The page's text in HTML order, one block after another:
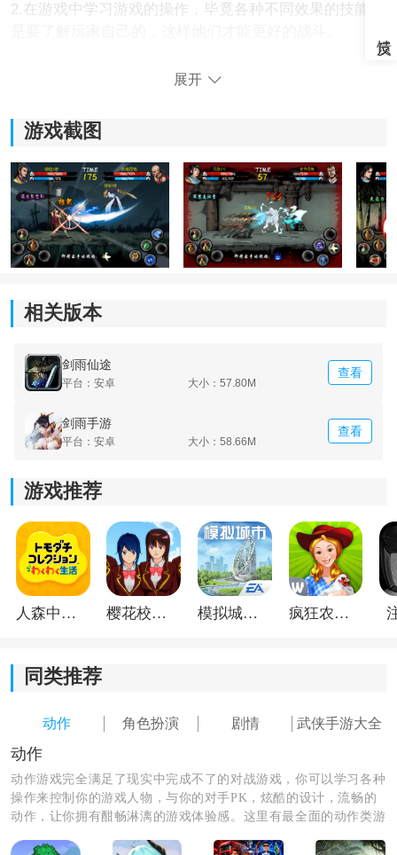
2.在游戏中学习游戏的操作，毕竟各种不同效果的技能都
3.不同的剑士有不同的技巧。最好让玩家了解这些技能，
能。
《剑雨手游》游戏特色：
1.不断的战斗，增加你的战斗经验，让你可以更好的操作
2.如果玩家的蓝条不够，那么就不能释放技能，只能被扁
一次攻击，那么基本上这是不能对敌人造成特殊伤害的;
3.每个剑客都有各种大招式，不同大招式的威力也不一
样。因此，选手在挑战时要注意大动作的冷却。
展开
游戏截图
相关版本
剑雨仙途
平台：安卓 大小：57.80M
查看
剑雨手游
平台：安卓 大小：58.66M
查看
游戏推荐
人森中文版 樱花校园模拟器1.048.00中文版 模拟城市我是巿长联机版 疯狂农场3美国派19
同类推荐
动作 角色扮演 剧情 武侠手游大全
动作
动作游戏完全满足了现实中完成不了的对战游戏，你可以学习各种
操作来控制你的游戏人物，与你的对手PK，炫酷的设计，流畅的
动作，让你拥有酣畅淋漓的游戏体验感。这里有最全面的动作类游